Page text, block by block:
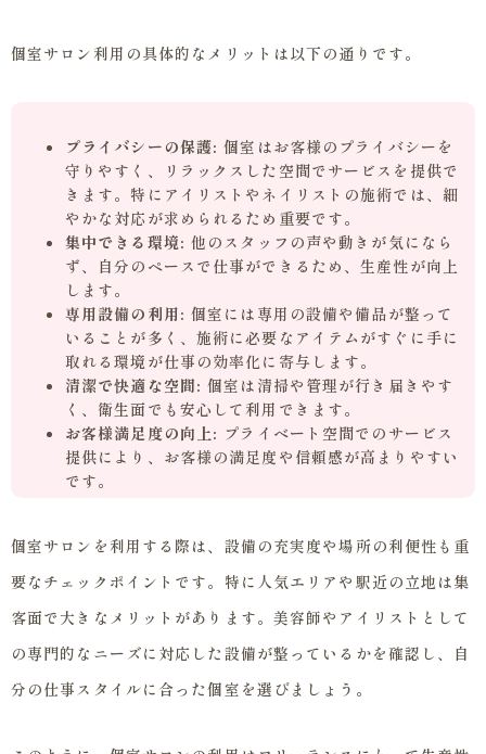
個室サロン利用の具体的なメリットは以下の通りです。
プライバシーの保護: 個室はお客様のプライバシーを
守りやすく、リラックスした空間でサービスを提供で
きます。特にアイリストやネイリストの施術では、細
やかな対応が求められるため重要です。
集中できる環境: 他のスタッフの声や動きが気になら
ず、自分のペースで仕事ができるため、生産性が向上
します。
専用設備の利用: 個室には専用の設備や備品が整って
いることが多く、施術に必要なアイテムがすぐに手に
取れる環境が仕事の効率化に寄与します。
清潔で快適な空間: 個室は清掃や管理が行き届きやす
く、衛生面でも安心して利用できます。
お客様満足度の向上: プライベート空間でのサービス
提供により、お客様の満足度や信頼感が高まりやすい
です。
個室サロンを利用する際は、設備の充実度や場所の利便性も重
要なチェックポイントです。特に人気エリアや駅近の立地は集
客面で大きなメリットがあります。美容師やアイリストとして
の専門的なニーズに対応した設備が整っているかを確認し、自
分の仕事スタイルに合った個室を選びましょう。